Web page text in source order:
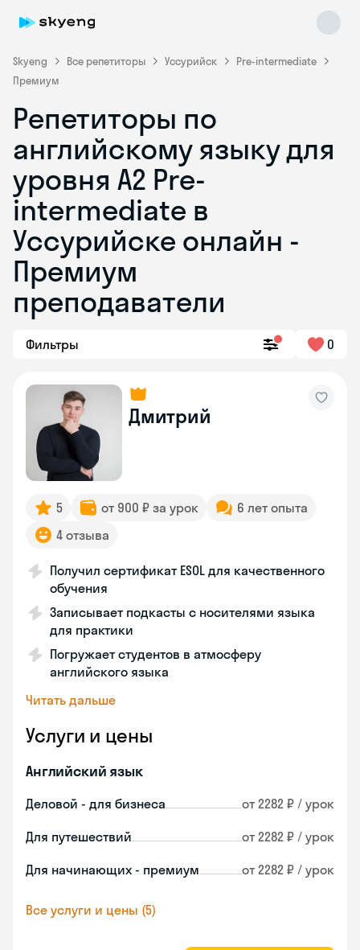
Skyeng Все репетиторы Уссурийск
Pre-intermediate
Премиум
Репетиторы по
английскому языку для
уровня A2 Pre-
intermediate в
Уссурийске онлайн -
Премиум
преподаватели
Фильтры 0
Дмитрий
5 от 900 ₽ за урок
6 лет опыта
4 отзыва
Получил сертификат ESOL для качественного
обучения
Записывает подкасты с носителями языка
для практики
Погружает студентов в атмосферу
английского языка
Читать дальше
Услуги и цены
Английский язык
Деловой - для бизнеса от 2282 ₽ / урок
Для путешествий от 2282 ₽ / урок
Для начинающих - премиум от 2282 ₽ / урок
Все услуги и цены (5)
Skyeng Chat